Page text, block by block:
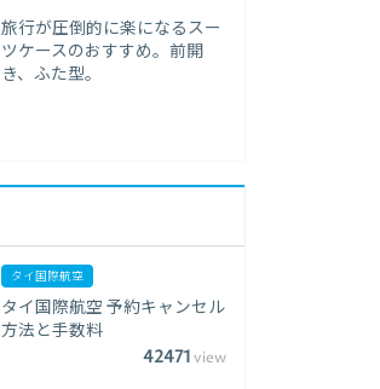
旅行が圧倒的に楽になるスー
ツケースのおすすめ。前開
き、ふた型。
タイ国際航空
タイ国際航空 予約キャンセル
方法と手数料
42471view